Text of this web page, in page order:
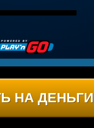
НА ДЕНЬГИ